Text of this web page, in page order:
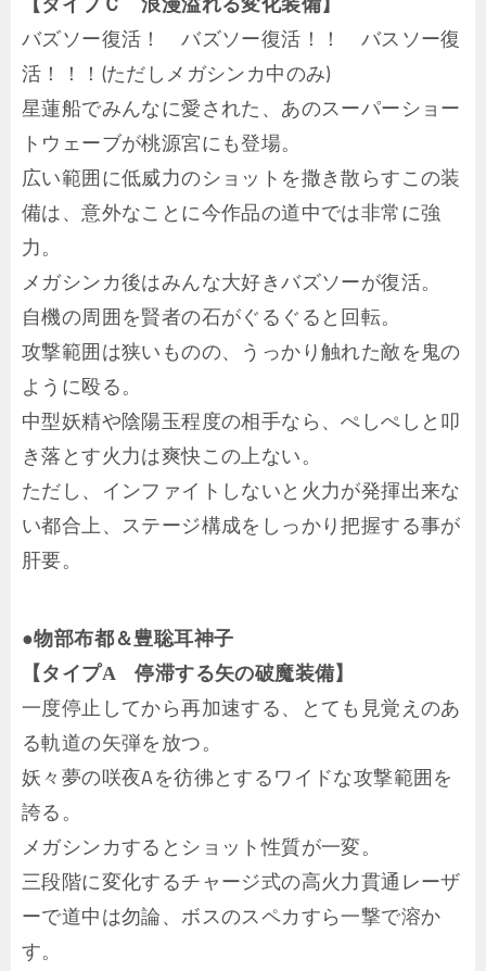
【タイプＣ 浪漫溢れる変化装備】
バズソー復活！ バズソー復活！！ バスソー復
活！！！(ただしメガシンカ中のみ)
星蓮船でみんなに愛された、あのスーパーショー
トウェーブが桃源宮にも登場。
広い範囲に低威力のショットを撒き散らすこの装
備は、意外なことに今作品の道中では非常に強
力。
メガシンカ後はみんな大好きバズソーが復活。
自機の周囲を賢者の石がぐるぐると回転。
攻撃範囲は狭いものの、うっかり触れた敵を鬼の
ように殴る。
中型妖精や陰陽玉程度の相手なら、ぺしぺしと叩
き落とす火力は爽快この上ない。
ただし、インファイトしないと火力が発揮出来な
い都合上、ステージ構成をしっかり把握する事が
肝要。
●物部布都＆豊聡耳神子
【タイプA 停滞する矢の破魔装備】
一度停止してから再加速する、とても見覚えのあ
る軌道の矢弾を放つ。
妖々夢の咲夜Aを彷彿とするワイドな攻撃範囲を
誇る。
メガシンカするとショット性質が一変。
三段階に変化するチャージ式の高火力貫通レーザ
ーで道中は勿論、ボスのスペカすら一撃で溶か
す。